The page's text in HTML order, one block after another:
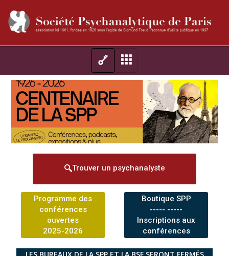
Trouver un psychanalyste
Programme des
conférences
ouvertes
2025-2026
Boutique SPP
----- -----
Inscriptions aux
conférences
LES BUREAUX DE LA SPP ET LA BSF SERONT FERMÉS